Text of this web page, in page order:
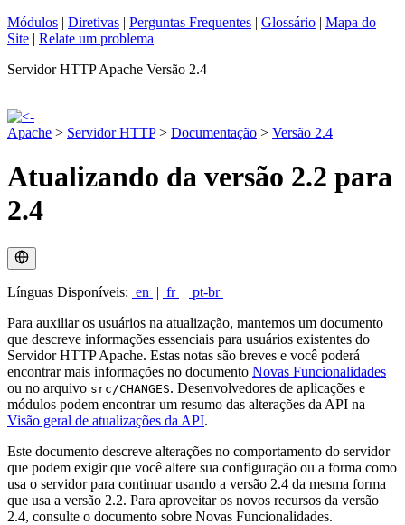
Módulos | Diretivas | Perguntas Frequentes | Glossário | Mapa do
Site | Relate um problema
Servidor HTTP Apache Versão 2.4
Apache > Servidor HTTP> Documentação > Versão 2.4
Atualizando da versão 2.2 para
2.4
Línguas Disponíveis: en | fr | pt-br
Para auxiliar os usuários na atualização, mantemos um documento
que descreve informações essenciais para usuários existentes do
Servidor HTTP Apache. Estas notas são breves e você poderá
encontrar mais informações no documento Novas Funcionalidades
ou no arquivo src/CHANGES. Desenvolvedores de aplicações e
módulos podem encontrar um resumo das alterações da API na
Visão geral de atualizações da API.
Este documento descreve alterações no comportamento do servidor
que podem exigir que você altere sua configuração ou a forma como
usa o servidor para continuar usando a versão 2.4 da mesma forma
que usa a versão 2.2. Para aproveitar os novos recursos da versão
2.4, consulte o documento sobre Novas Funcionalidades.